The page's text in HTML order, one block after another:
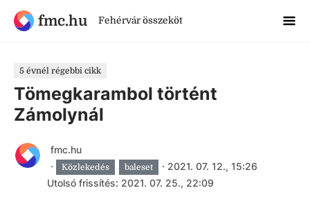
fmc.hu Fehérvár összeköt
5 évnél régebbi cikk
Tömegkarambol történt
Zámolynál
fmc.hu
·
Közlekedés baleset · 2021. 07. 12., 15:26
Utolsó frissítés: 2021. 07. 25., 22:09